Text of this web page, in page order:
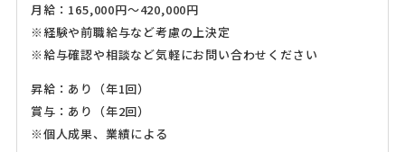
月給：165,000円～420,000円
※経験や前職給与など考慮の上決定
※給与確認や相談など気軽にお問い合わせください
昇給：あり（年1回）
賞与：あり（年2回）
※個人成果、業績による